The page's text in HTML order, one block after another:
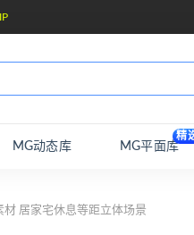
MG动态库 MG平面库
精
材 居家宅休息等距立体场景